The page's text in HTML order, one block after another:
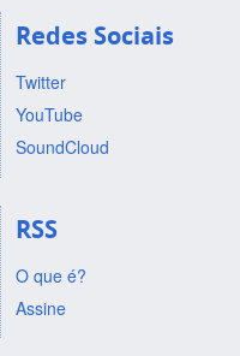
Redes Sociais
Twitter
YouTube
SoundCloud
RSS
O que é?
Assine